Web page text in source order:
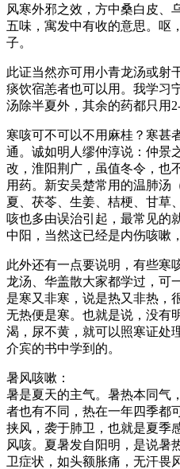
风寒外邪之效，方中桑白皮、
五味，寓发中有收的意思。呕
子。
此证当然亦可用小青龙汤或射
痰饮宿恙者也可以用。我学习
汤除半夏外，其余的药都只用
寒咳可不可以不用麻桂？寒甚
通。诚如明人缪仲淳说：仲景
改，淮阳荆广，虽值冬令，也
用药。新安吴楚常用的温肺汤
夏、茯苓、生姜、桔梗、甘草
咳也多由误治引起，最常见的
中阳，当然这已经是内伤咳嗽
此外还有一点要说明，有些寒
龙汤、华盖散大家都学过，可
是寒又非寒，说是热又非热，
无热便是寒。也就是说，没有
渴，尿不黄，就可以照寒证处
介宾的书中学到的。
暑风咳嗽：
暑是夏天的主气。暑热本同气
者也有不同，热在一年四季都
挟风，袭于肺卫，也就是夏季
风咳。夏暑发自阳明，是说暑
卫症状，如头额胀痛，无汗畏